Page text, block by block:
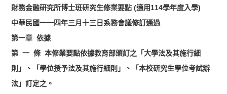
財務金融研究所博士班研究生修業要點 (適用114學年度入學)
中華民國一一四年三月十三日系務會議修訂通過
第一章 依據
第 一 條 本修業要點依據教育部頒訂之「大學法及其施行細
則」、「學位授予法及其施行細則」、「本校研究生學位考試辦
法」訂定之。